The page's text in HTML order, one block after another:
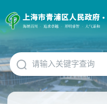
障
碍
作
说
明
跳
到